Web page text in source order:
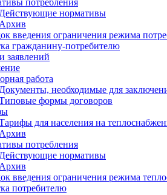
потребления
нормативы
введения ограничения режима
гражданину-потребителю
заявлений
работа
необходимые для
формы договоров
для населения на
потребления
нормативы
введения ограничения режима
потребителю